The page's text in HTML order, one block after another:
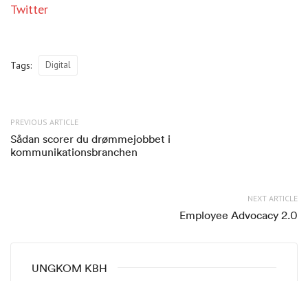
Twitter
Tags: Digital
PREVIOUS ARTICLE
Sådan scorer du drømmejobbet i
kommunikationsbranchen
NEXT ARTICLE
Employee Advocacy 2.0
UNGKOM KBH